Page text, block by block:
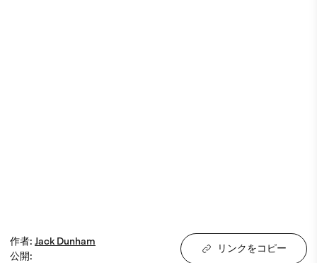
作者: Jack Dunham
公開:
リンクをコピー